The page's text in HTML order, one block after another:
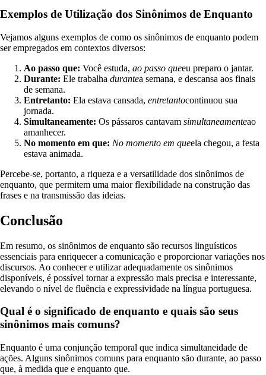
Exemplos de Utilização dos Sinônimos de Enquanto
Vejamos alguns exemplos de como os sinônimos de enquanto podem
ser empregados em contextos diversos:
Ao passo que: Você estuda, ao passo queeu preparo o jantar.
Durante: Ele trabalha durantea semana, e descansa aos finais
de semana.
Entretanto: Ela estava cansada, entretantocontinuou sua
jornada.
Simultaneamente: Os pássaros cantavam simultaneamenteao
amanhecer.
No momento em que: No momento em queela chegou, a festa
estava animada.
Percebe-se, portanto, a riqueza e a versatilidade dos sinônimos de
enquanto, que permitem uma maior flexibilidade na construção das
frases e na transmissão das ideias.
Conclusão
Em resumo, os sinônimos de enquanto são recursos linguísticos
essenciais para enriquecer a comunicação e proporcionar variações nos
discursos. Ao conhecer e utilizar adequadamente os sinônimos
disponíveis, é possível tornar a expressão mais precisa e interessante,
elevando o nível de fluência e expressividade na língua portuguesa.
Qual é o significado de enquanto e quais são seus
sinônimos mais comuns?
Enquanto é uma conjunção temporal que indica simultaneidade de
ações. Alguns sinônimos comuns para enquanto são durante, ao passo
que, à medida que e enquanto que.